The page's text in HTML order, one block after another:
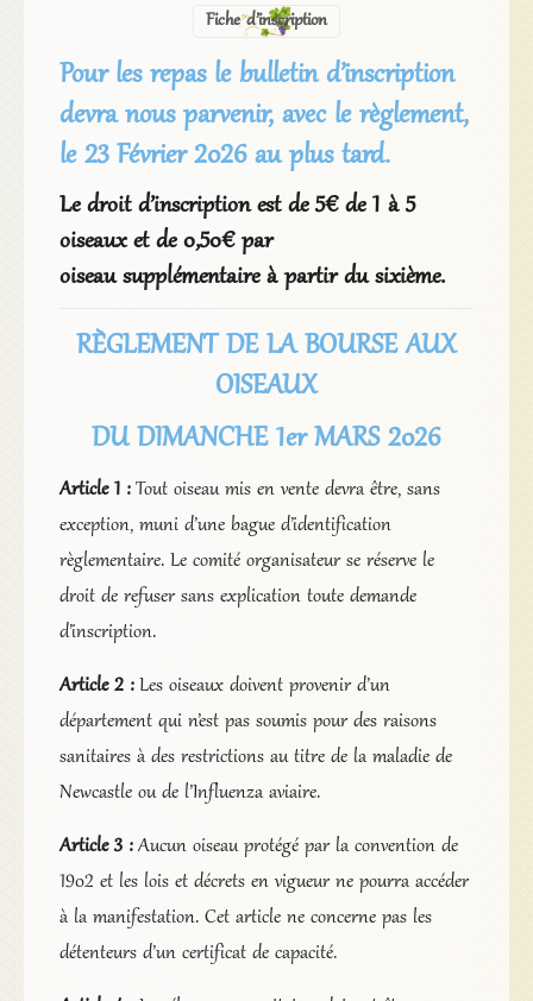
Fiche d’inscription
Pour les repas le bulletin d’inscription
devra nous parvenir, avec le règlement,
le 23 Février 2026 au plus tard.
Le droit d’inscription est de 5€ de 1 à 5
oiseaux et de 0,50€ par
oiseau supplémentaire à partir du sixième.
RÈGLEMENT DE LA BOURSE AUX
OISEAUX
DU DIMANCHE 1er MARS 2026
Article 1 : Tout oiseau mis en vente devra être, sans
exception, muni d’une bague d’identification
règlementaire. Le comité organisateur se réserve le
droit de refuser sans explication toute demande
d’inscription.
Article 2 : Les oiseaux doivent provenir d’un
département qui n’est pas soumis pour des raisons
sanitaires à des restrictions au titre de la maladie de
Newcastle ou de l’Influenza aviaire.
Article 3 :Aucun oiseau protégé par la convention de
1902 et les lois et décrets en vigueur ne pourra accéder
à la manifestation. Cet article ne concerne pas les
détenteurs d’un certificat de capacité.